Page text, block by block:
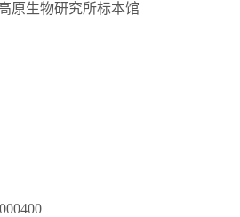
原生物研究所标本馆